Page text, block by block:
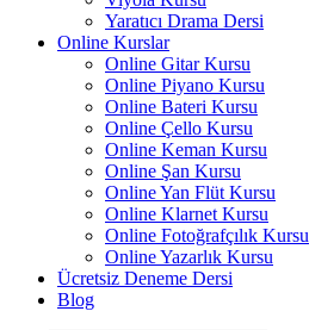
Yaratıcı Drama Dersi
Online Kurslar
Online Gitar Kursu
Online Piyano Kursu
Online Bateri Kursu
Online Çello Kursu
Online Keman Kursu
Online Şan Kursu
Online Yan Flüt Kursu
Online Klarnet Kursu
Online Fotoğrafçılık Kursu
Online Yazarlık Kursu
Ücretsiz Deneme Dersi
Blog